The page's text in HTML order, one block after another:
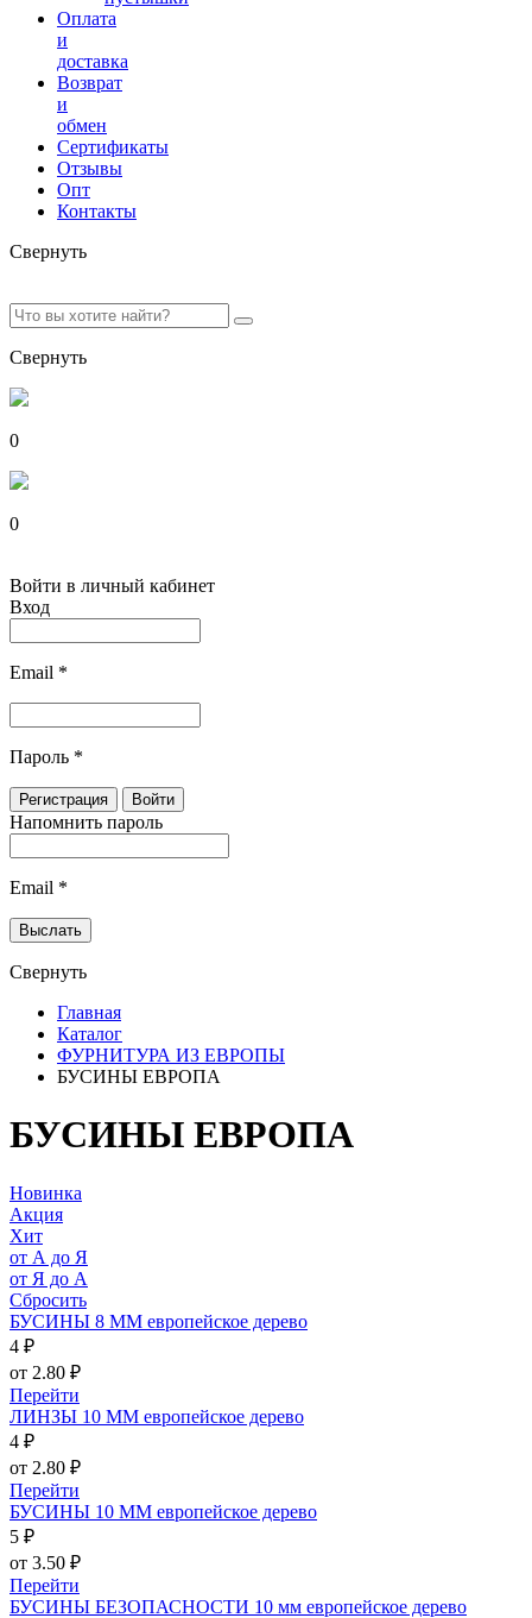
Оплата
и
доставка
Возврат
и
обмен
Сертификаты
Отзывы
Опт
Контакты
Свернуть
Свернуть
0
0
Войти в личный кабинет
Вход
Email *
Пароль *
Напомнить пароль
Email *
Свернуть
Главная
Каталог
ФУРНИТУРА ИЗ ЕВРОПЫ
БУСИНЫ ЕВРОПА
БУСИНЫ ЕВРОПА
Новинка
Акция
Хит
от А до Я
от Я до А
Сбросить
БУСИНЫ 8 ММ европейское дерево
4 ₽
от 2.80 ₽
Перейти
ЛИНЗЫ 10 ММ европейское дерево
4 ₽
от 2.80 ₽
Перейти
БУСИНЫ 10 ММ европейское дерево
5 ₽
от 3.50 ₽
Перейти
БУСИНЫ БЕЗОПАСНОСТИ 10 мм европейское дерево